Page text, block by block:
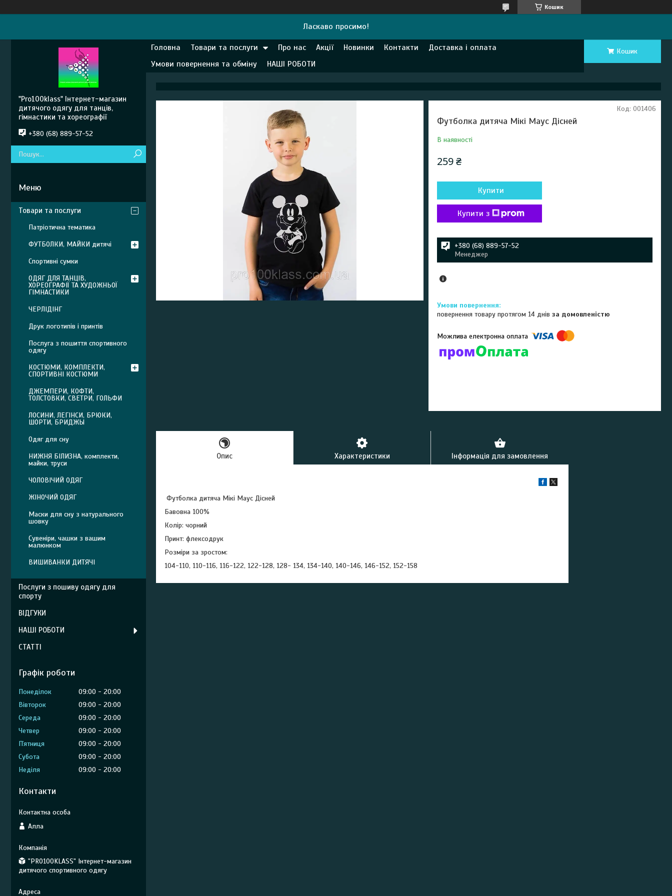
Кошик
Ласкаво просимо!
Головна Товари та послуги Про нас Акції Новинки Контакти
Доставка і оплата
Умови повернення та обміну
НАШІ РОБОТИ
Кошик
Футболка дитяча Мікі Маус Дісней
В наявності
Код: 001406
259 ₴
Купити
Купити з
+380 (68) 889-57-52
Менеджер
повернення товару протягом 14 днівза домовленістю
Опис Характеристики Інформація для замовлення
Футболка дитяча Мікі Маус Дісней
Бавовна 100%
Колір: чорний
Принт: флексодрук
Розміри за зростом:
104-110, 110-116, 116-122, 122-128, 128- 134, 134-140, 140-146, 146-152, 152-158
"Pro100klass" Інтернет-магазин
дитячого одягу для танців,
гімнастики та хореографії
+380 (68) 889-57-52
Товари та послуги
Патріотична тематика
ФУТБОЛКИ, МАЙКИ дитячі
Спортивні сумки
ОДЯГ ДЛЯ ТАНЦІВ,
ХОРЕОГРАФІЇ ТА ХУДОЖНЬОЇ
ГІМНАСТИКИ
ЧЕРЛІДІНГ
Друк логотипів і принтів
Послуга з пошиття спортивного
одягу
КОСТЮМИ, КОМПЛЕКТИ,
СПОРТИВНІ КОСТЮМИ
ДЖЕМПЕРИ, КОФТИ,
ТОЛСТОВКИ, СВЕТРИ, ГОЛЬФИ
ЛОСИНИ, ЛЕГІНСИ, БРЮКИ,
ШОРТИ, БРИДЖЫ
Одяг для сну
НИЖНЯ БІЛИЗНА, комплекти,
майки, труси
ЧОЛОВІЧИЙ ОДЯГ
ЖІНОЧИЙ ОДЯГ
Маски для сну з натурального
шовку
Сувеніри, чашки з вашим
малюнком
ВИШИВАНКИ ДИТЯЧІ
Послуги з пошиву одягу для
спорту
ВІДГУКИ
НАШІ РОБОТИ
СТАТТІ
Графік роботи
Понеділок 09:00
20:00
Вівторок
09:00
20:00
Середа
09:00
20:00
Четвер
09:00
20:00
Пʼятниця
09:00
20:00
Субота
09:00
20:00
Неділя
09:00 20:00
Контакти
Алла
"PRO100KLASS" Інтернет-магазин
дитячого спортивного одягу